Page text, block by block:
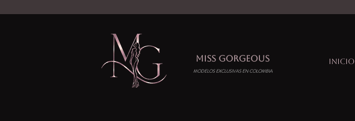
MISS GORGEOUS
MODELOS EXCLUSIVAS EN COLOMBIA
Inicio